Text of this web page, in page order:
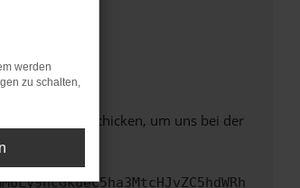
werden.
diesen Text schicken, um uns bei der
werden
zu schalten,